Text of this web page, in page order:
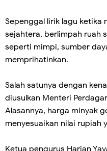
Sepenggal lirik lagu ketika
sejahtera, berlimpah ruah
seperti mimpi, sumber
memprihatinkan.
Salah satunya dengan
diusulkan Menteri
Alasannya, harga minyak
menyesuaikan nilai rupiah
Ketua pengurus Harian